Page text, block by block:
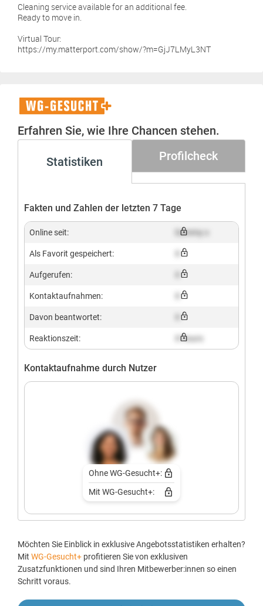
Cleaning service available for an additional fee.
Ready to move in.
Virtual Tour:
https://my.matterport.com/show/?m=GjJ7LMyL3NT
WG-
Gesucht+
Erfahren Sie, wie Ihre Chancen stehen.
Statistiken Profilcheck
Fakten und Zahlen der letzten 7 Tage
Online seit: Dummy x
Als Favorit gespeichert:
Aufgerufen:
Kontaktaufnahmen:
Davon beantwortet:
Reaktionszeit: X hours
Kontaktaufnahme durch Nutzer
Ohne WG-Gesucht+:
Mit WG-Gesucht+:
Möchten Sie Einblick in exklusive Angebotsstatistiken erhalten?
Mit WG-Gesucht+ profitieren Sie von exklusiven
Zusatzfunktionen und sind Ihren Mitbewerber:innen so einen
Schritt voraus.